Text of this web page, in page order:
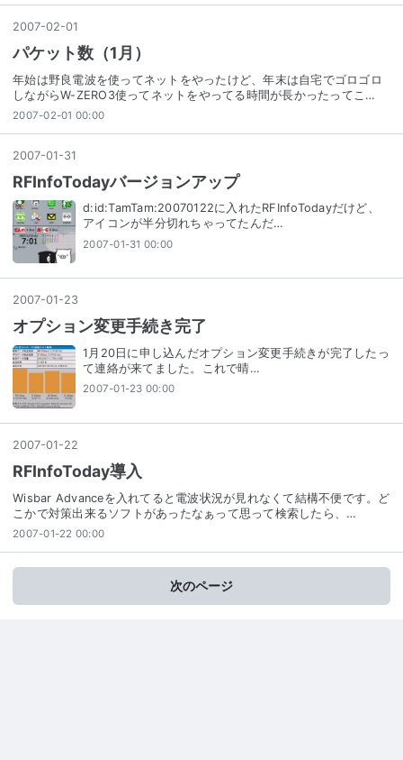
2007-02-01
パケット数（1月）
年始は野良電波を使ってネットをやったけど、年末は自宅でゴロゴロ
しながらW-ZERO3使ってネットをやってる時間が長かったってこ…
2007-02-01 00:00
2007-01 -31
RFInfoTodayバージョンアップ
d:id:TamTam:20070122に入れたRFInfoTodayだけど、
アイコンが半分切れちゃってたんだ…
2007-01-31 00:00
2007-01 -23
オプション変更手続き完了
1月20日に申し込んだオプション変更手続きが完了したっ
て連絡が来てました。これで晴…
2007-01-23 00:00
2007-01 -22
RFInfoToday導入
Wisbar Advanceを入れてると電波状況が見れなくて結構不便です。ど
こかで対策出来るソフトがあったなぁって思って検索したら、…
2007-01-22 00:00
次のページ